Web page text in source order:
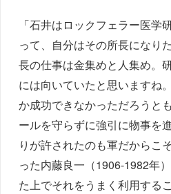
「石井はロックフェラー医学
って、自分はその所長になり
長の仕事は金集めと人集め。
には向いていたと思いますね
か成功できなかっただろうと
ールを守らずに強引に物事を
りが許されたのも軍だからこ
った内藤良一（1906-1982年
た上でそれをうまく利用する